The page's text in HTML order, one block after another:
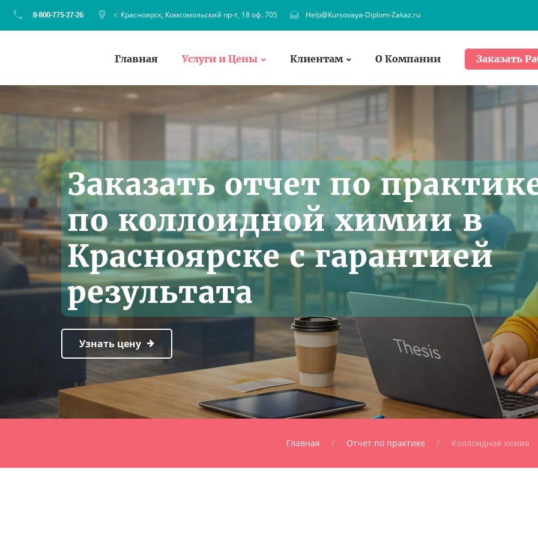
г. Красноярск, Комсомольский пр-т, 18 оф. 705 Help@Kursovaya-Diplom-Zakaz.ru
Главная Услуги и Цены Клиентам О Компании Заказать
Заказать отчет по
по коллоидной химии в
Красноярске с гарантией
результата
Узнать цену
Главная Отчет по практике Коллоидная химия